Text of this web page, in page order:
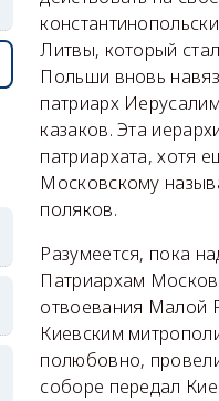
Литвы, который
Польши вновь
патриарх
казаков. Эта
патриархата, хотя
Московскому
поляков.
Разумеется, пока
Патриархам
отвоевания Малой
Киевским
полюбовно,
соборе передал